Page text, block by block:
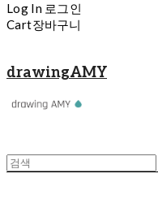
Log In 로그인
Cart장바구니
drawingAMY